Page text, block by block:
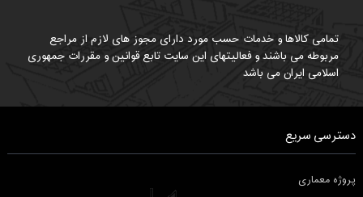
تمامی کالاها و خدمات حسب مورد دارای مجوز های لازم از مراجع
مربوطه می باشند و فعالیتهای این سایت تابع قوانین و مقررات جمهوری
اسلامی ایران می باشد
دسترسی سریع
پروژه معماری